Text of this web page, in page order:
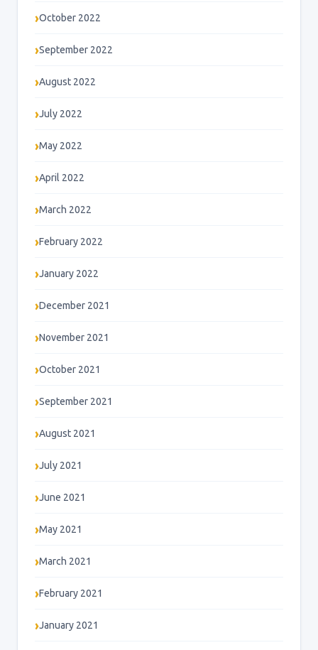
October 2022
September 2022
August 2022
July 2022
May 2022
April 2022
March 2022
February 2022
January 2022
December 2021
November 2021
October 2021
September 2021
August 2021
July 2021
June 2021
May 2021
March 2021
February 2021
January 2021